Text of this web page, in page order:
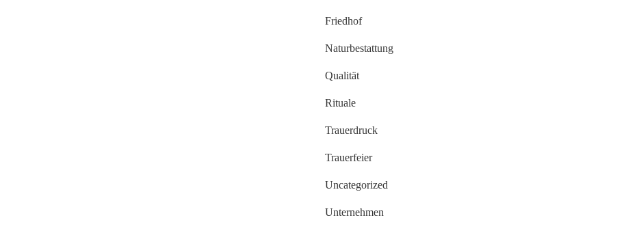
Friedhof
Naturbestattung
Qualität
Rituale
Trauerdruck
Trauerfeier
Uncategorized
Unternehmen